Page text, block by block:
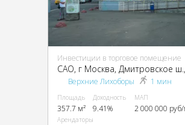
Инвестиции в торговое помещение
Верхние Лихоборы 1 мин
Площадь
357.7 м²
Доходность
9.41%
МАП
2 000 000
Арендаторы